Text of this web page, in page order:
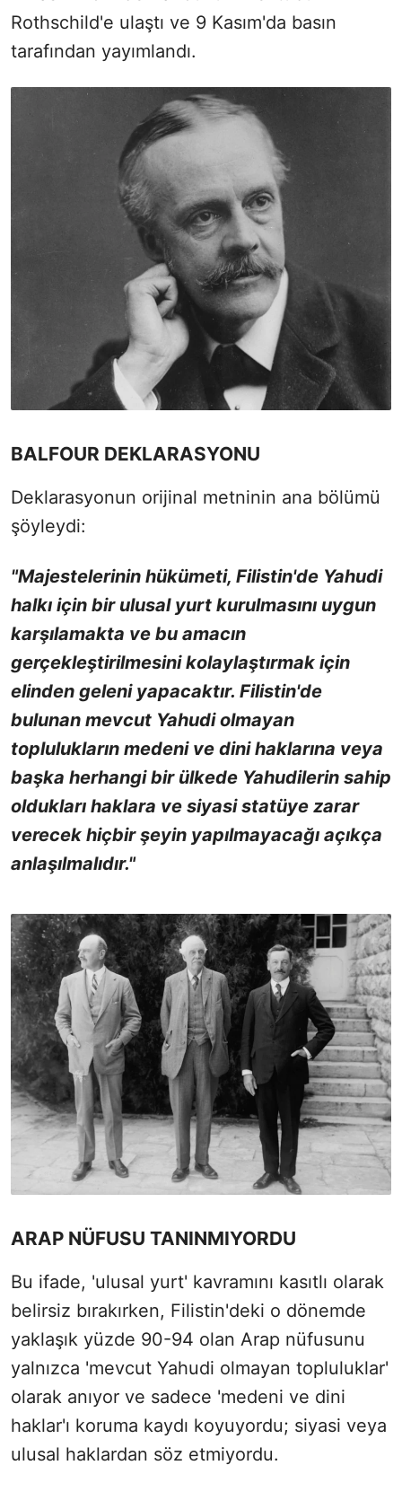
Rothschild'e ulaştı ve 9 Kasım'da basın
tarafından yayımlandı.
BALFOUR DEKLARASYONU
Deklarasyonun orijinal metninin ana bölümü
şöyleydi:
"Majestelerinin hükümeti, Filistin'de Yahudi
halkı için bir ulusal yurt kurulmasını uygun
karşılamakta ve bu amacın
gerçekleştirilmesini kolaylaştırmak için
elinden geleni yapacaktır. Filistin'de
bulunan mevcut Yahudi olmayan
toplulukların medeni ve dini haklarına veya
başka herhangi bir ülkede Yahudilerin sahip
oldukları haklara ve siyasi statüye zarar
verecek hiçbir şeyin yapılmayacağı açıkça
anlaşılmalıdır."
ARAP NÜFUSU TANINMIYORDU
Bu ifade, 'ulusal yurt' kavramını kasıtlı olarak
belirsiz bırakırken, Filistin'deki o dönemde
yaklaşık yüzde 90-94 olan Arap nüfusunu
yalnızca 'mevcut Yahudi olmayan topluluklar'
olarak anıyor ve sadece 'medeni ve dini
haklar'ı koruma kaydı koyuyordu; siyasi veya
ulusal haklardan söz etmiyordu.